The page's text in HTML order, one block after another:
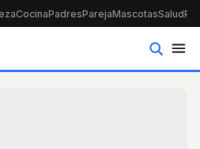
CocinaPadresParejaMascotasSalud